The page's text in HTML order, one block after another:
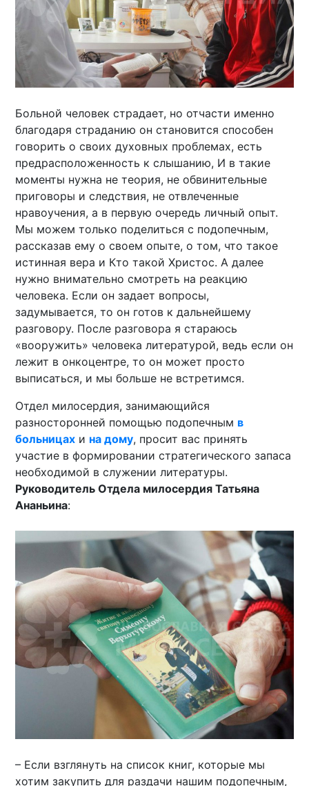
Больной человек страдает, но отчасти именно
благодаря страданию он становится способен
говорить о своих духовных проблемах, есть
предрасположенность к слышанию, И в такие
моменты нужна не теория, не обвинительные
приговоры и следствия, не отвлеченные
нравоучения, а в первую очередь личный опыт.
Мы можем только поделиться с подопечным,
рассказав ему о своем опыте, о том, что такое
истинная вера и Кто такой Христос. А далее
нужно внимательно смотреть на реакцию
человека. Если он задает вопросы,
задумывается, то он готов к дальнейшему
разговору. После разговора я стараюсь
«вооружить» человека литературой, ведь если он
лежит в онкоцентре, то он может просто
выписаться, и мы больше не встретимся.
Отдел милосердия, занимающийся
разносторонней помощью подопечным в
больницах и на дому, просит вас принять
участие в формировании стратегического запаса
необходимой в служении литературы.
Руководитель Отдела милосердия Татьяна
Ананьина:
– Если взглянуть на список книг, которые мы
хотим закупить для раздачи нашим подопечным,